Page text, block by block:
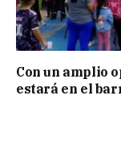
Con un amplio
estará en el